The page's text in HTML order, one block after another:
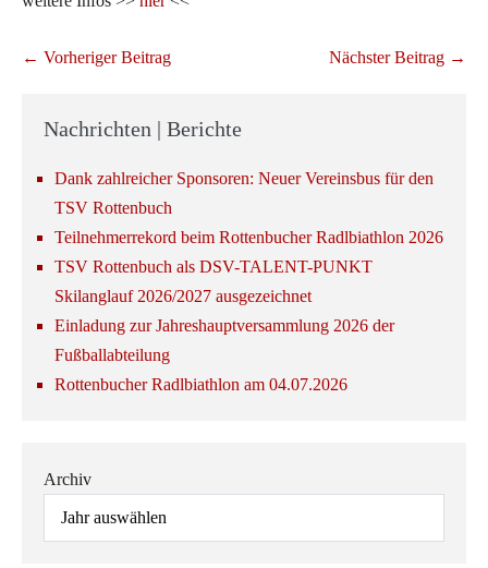
Beitragsnavigation
← Vorheriger Beitrag Nächster Beitrag →
Nachrichten | Berichte
Dank zahlreicher Sponsoren: Neuer Vereinsbus für den
TSV Rottenbuch
Teilnehmerrekord beim Rottenbucher Radlbiathlon 2026
TSV Rottenbuch als DSV-TALENT-PUNKT
Skilanglauf 2026/2027 ausgezeichnet
Einladung zur Jahreshauptversammlung 2026 der
Fußballabteilung
Rottenbucher Radlbiathlon am 04.07.2026
Archiv